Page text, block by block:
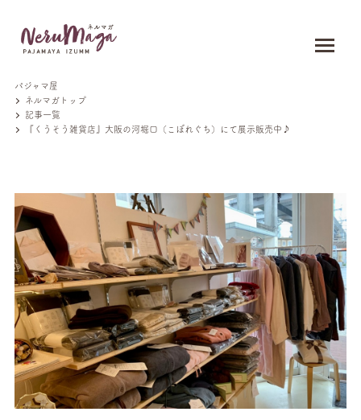
パジャマ屋
ネルマガトップ
記事一覧
『くうそう雑貨店』大阪の河堀口（こぼれぐち）にて展示販売中♪